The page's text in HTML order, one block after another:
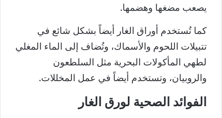
يصعب مضغها وهضمها.
كما تُستخدم أوراق الغار أيضاً بشكل شائع في
تتبيلات اللحوم والأسماك، وتُضاف إلى الماء المغلي
لطهي المأكولات البحرية مثل السلطعون
والروبيان، وتستخدم أيضاً في عمل المخللات.
الفوائد الصحية لورق الغار